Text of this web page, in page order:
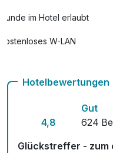
Leihbademantel
Quick Check In
pro Zimmer
Hunde im Hotel erlaubt
Kostenloses W-LAN
Hotelbewertungen
4,8
Gut
624
Glückstreffer - zum